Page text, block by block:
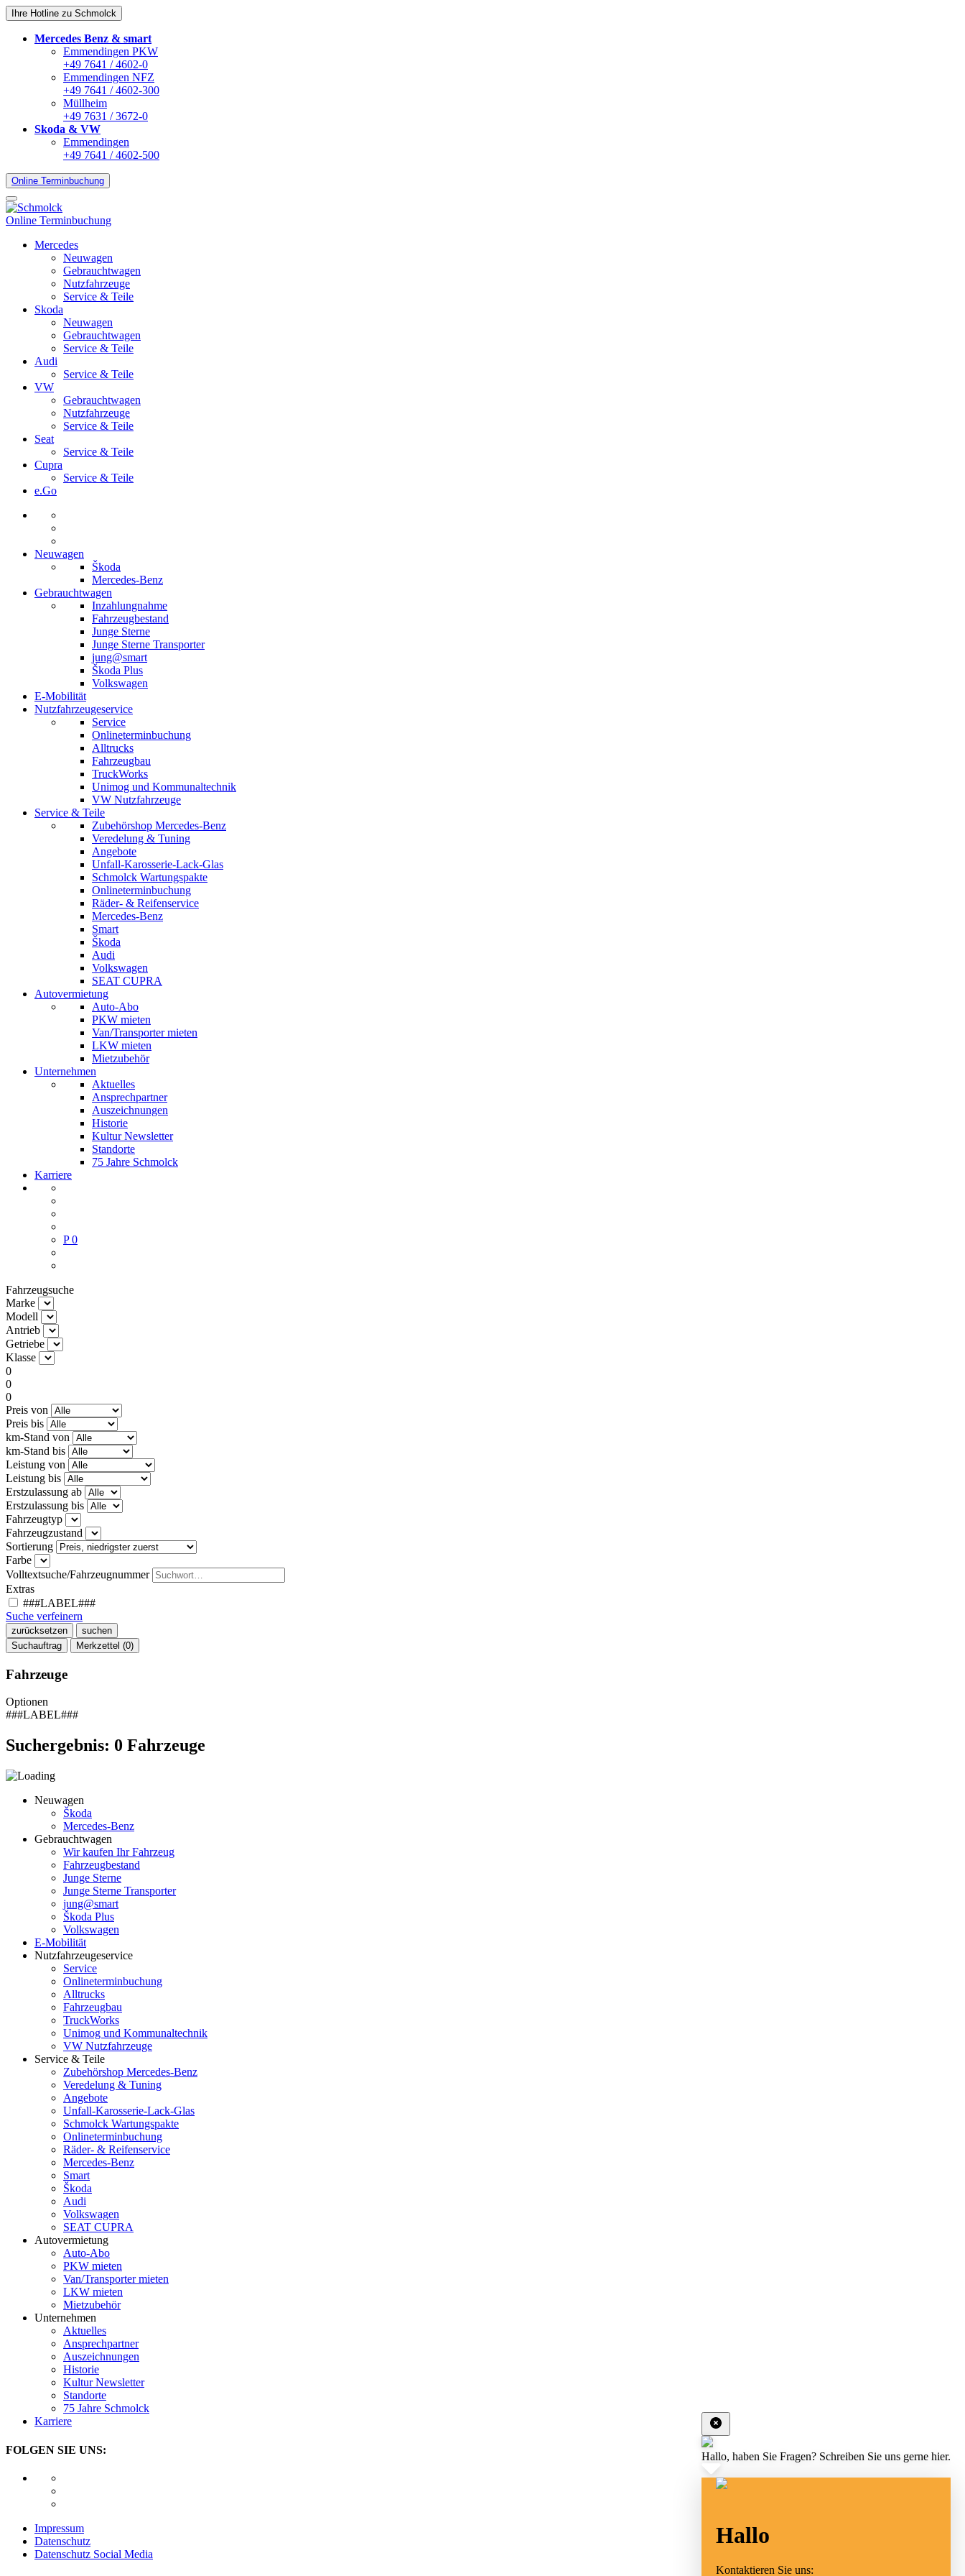
Ihre Hotline zu Schmolck
Mercedes Benz & smart
Emmendingen PKW
+49 7641 / 4602-0
Emmendingen NFZ
+49 7641 / 4602-300
Müllheim
+49 7631 / 3672-0
Skoda & VW
Emmendingen
+49 7641 / 4602-500
Online Terminbuchung
Online Terminbuchung
Mercedes
Neuwagen
Gebrauchtwagen
Nutzfahrzeuge
Service & Teile
Skoda
Neuwagen
Gebrauchtwagen
Service & Teile
Audi
Service & Teile
VW
Gebrauchtwagen
Nutzfahrzeuge
Service & Teile
Seat
Service & Teile
Cupra
Service & Teile
e.Go
Neuwagen
Škoda
Mercedes-Benz
Gebrauchtwagen
Inzahlungnahme
Fahrzeugbestand
Junge Sterne
Junge Sterne Transporter
jung@smart
Škoda Plus
Volkswagen
E-Mobilität
Nutzfahrzeugeservice
Service
Onlineterminbuchung
Alltrucks
Fahrzeugbau
TruckWorks
Unimog und Kommunaltechnik
VW Nutzfahrzeuge
Service & Teile
Zubehörshop Mercedes-Benz
Veredelung & Tuning
Angebote
Unfall-Karosserie-Lack-Glas
Schmolck Wartungspakte
Onlineterminbuchung
Räder- & Reifenservice
Mercedes-Benz
Smart
Škoda
Audi
Volkswagen
SEAT CUPRA
Autovermietung
Auto-Abo
PKW mieten
Van/Transporter mieten
LKW mieten
Mietzubehör
Unternehmen
Aktuelles
Ansprechpartner
Auszeichnungen
Historie
Kultur Newsletter
Standorte
75 Jahre Schmolck
Karriere
P 0
Fahrzeugsuche
Marke
Modell
Antrieb
Getriebe
Klasse
0
0
0
Preis von
Preis bis
km-Stand von
km-Stand bis
Leistung von
Leistung bis
Erstzulassung ab
Erstzulassung bis
Fahrzeugtyp
Fahrzeugzustand
Sortierung
Farbe
Volltextsuche/Fahrzeugnummer
Extras
###LABEL###
Suche verfeinern
zurücksetzen
suchen
Suchauftrag
Merkzettel (0)
Fahrzeuge
Optionen
###LABEL###
Suchergebnis: 0 Fahrzeuge
Neuwagen
Škoda
Mercedes-Benz
Gebrauchtwagen
Wir kaufen Ihr Fahrzeug
Fahrzeugbestand
Junge Sterne
Junge Sterne Transporter
jung@smart
Škoda Plus
Volkswagen
E-Mobilität
Nutzfahrzeugeservice
Service
Onlineterminbuchung
Alltrucks
Fahrzeugbau
TruckWorks
Unimog und Kommunaltechnik
VW Nutzfahrzeuge
Service & Teile
Zubehörshop Mercedes-Benz
Veredelung & Tuning
Angebote
Unfall-Karosserie-Lack-Glas
Schmolck Wartungspakte
Onlineterminbuchung
Räder- & Reifenservice
Mercedes-Benz
Smart
Škoda
Audi
Volkswagen
SEAT CUPRA
Autovermietung
Auto-Abo
PKW mieten
Van/Transporter mieten
LKW mieten
Mietzubehör
Unternehmen
Aktuelles
Ansprechpartner
Auszeichnungen
Historie
Kultur Newsletter
Standorte
75 Jahre Schmolck
Karriere
FOLGEN SIE UNS:
Impressum
Datenschutz
Datenschutz Social Media
Hallo, haben Sie Fragen? Schreiben Sie uns gerne hier.
Hallo
Kontaktieren Sie uns: